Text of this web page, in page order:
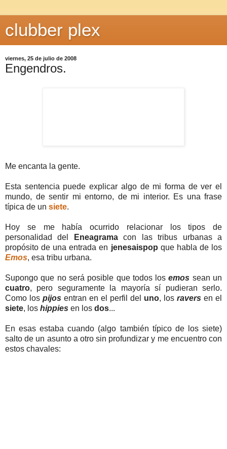
clubber plex
viernes, 25 de julio de 2008
Engendros.
Me encanta la gente.
Esta sentencia puede explicar algo de mi forma de ver el
mundo, de sentir mi entorno, de mi interior. Es una frase
típica de un siete.
Hoy se me había ocurrido relacionar los tipos de
personalidad del
Eneagramacon las tribus urbanas a
propósito de una entrada en jenesaispop que habla de los
Emos, esa tribu urbana.
Supongo que no será posible que todos losemos sean un
cuatro, pero seguramente la mayoría sí pudieran serlo.
Como los pijos entran en el perfil del uno, los ravers en el
siete, los hippies en los dos...
En esas estaba cuando (algo también típico de los siete)
salto de un asunto a otro sin profundizar y me encuentro con
estos chavales: